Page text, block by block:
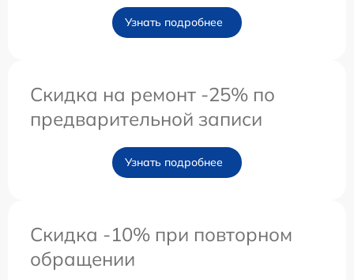
Узнать подробнее
Скидка на ремонт -25% по
предварительной записи
Узнать подробнее
Скидка -10% при повторном
обращении